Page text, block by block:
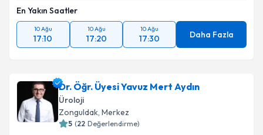
En Yakın Saatler
10 Ağu
17:10
10 Ağu
17:20
10 Ağu
17:30 Daha Fazla
Dr. Öğr. Üyesi Yavuz Mert Aydın
Üroloji
Zonguldak, Merkez
5 (22 Değerlendirme)